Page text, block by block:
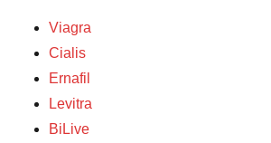
Viagra
Cialis
Ernafil
Levitra
BiLive